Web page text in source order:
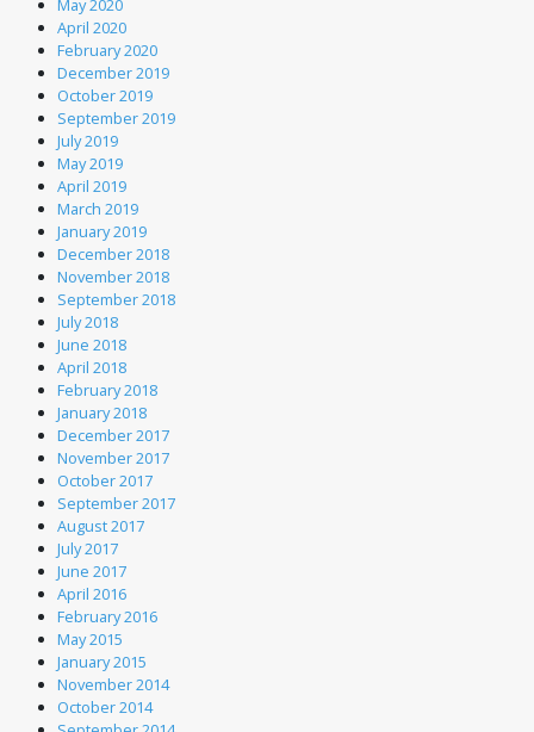
May 2020
April 2020
February 2020
December 2019
October 2019
September 2019
July 2019
May 2019
April 2019
March 2019
January 2019
December 2018
November 2018
September 2018
July 2018
June 2018
April 2018
February 2018
January 2018
December 2017
November 2017
October 2017
September 2017
August 2017
July 2017
June 2017
April 2016
February 2016
May 2015
January 2015
November 2014
October 2014